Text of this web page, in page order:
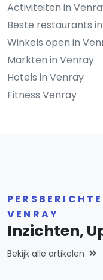
Activiteiten in
Beste restaurants
Winkels open in
Markten in Venray
Hotels in Venray
Fitness Venray
VENRAY
Inzichten,
Bekijk alle artikelen